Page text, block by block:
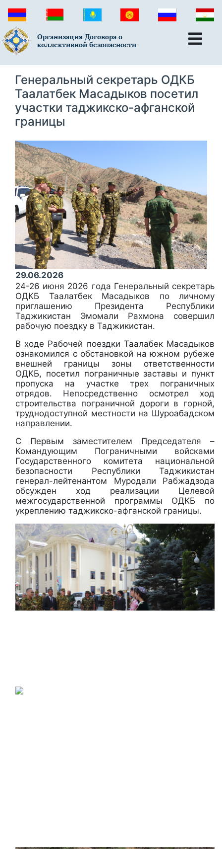
Организация Договора о
коллективной безопасности
Генеральный секретарь ОДКБ
Таалатбек Масадыков посетил
участки таджикско-афганской
границы
29.06.2026
24-26 июня 2026 года Генеральный секретарь
ОДКБ Таалатбек Масадыков по личному
приглашению Президента Республики
Таджикистан Эмомали Рахмона совершил
рабочую поездку в Таджикистан.
В ходе Рабочей поездки Таалабек Масадыков
ознакомился с обстановкой на южном рубеже
внешней границы зоны ответственности
ОДКБ, посетил пограничные заставы и пункт
пропуска на участке трех пограничных
отрядов. Непосредственно осмотрел ход
строительства пограничной дороги в горной,
труднодоступной местности на Шуроабадском
направлении.
С Первым заместителем Председателя –
Командующим Пограничными войсками
Государственного комитета национальной
безопасности Республики Таджикистан
генерал-лейтенантом Муродали Рабжадзода
обсужден ход реализации Целевой
межгосударственной программы ОДКБ по
укреплению таджикско-афганской границы.